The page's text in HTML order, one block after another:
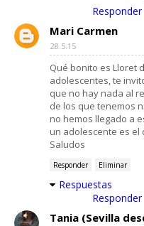
Responder
Mari Carmen
28.5.15
Qué bonito es Lloret
adolescentes, te
que no hay nada al
de los que tenemos
no hemos llegado a
un adolescente es el
Saludos
Responder Eliminar
Respuestas
Responder
Tania (Sevilla